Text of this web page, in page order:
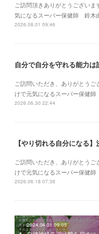
ご訪問頂きありがとうございま
気になるスーパー保健師 鈴木
2026.08.01 09:46
自分で自分を守れる能力は
ご訪問いただき、ありがとうご
けで元気になるスーパー保健
2026.06.30 22:44
ご訪問いただき、ありがとうご
けで元気になるスーパー保健
2026.06.18 07:38
2024.04.01 09:05